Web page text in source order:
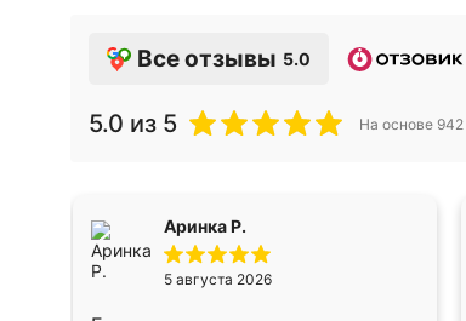
Все отзывы 5.0
5.0 из 5 На основе 942
Аринка Р.
5 августа 2026